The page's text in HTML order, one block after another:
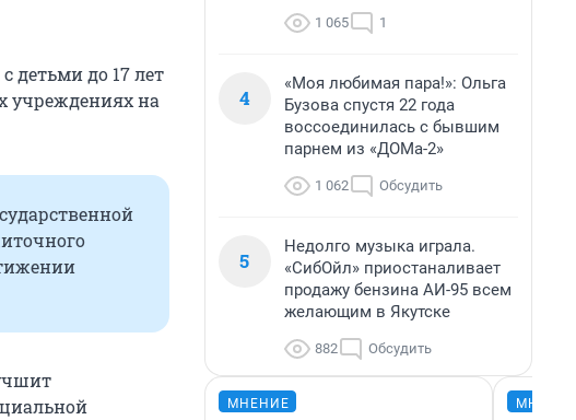
детьми до 17 лет
учреждениях на
1 065 1
4
«Моя любимая пара!»: Ольга
Бузова спустя 22 года
воссоединилась с бывшим
парнем из «ДОМа-2»
1 062 Обсудить
5
Недолго музыка играла.
«СибОйл» приостаналивает
продажу бензина АИ-95 всем
желающим в Якутске
882 Обсудить
МНЕНИЕ